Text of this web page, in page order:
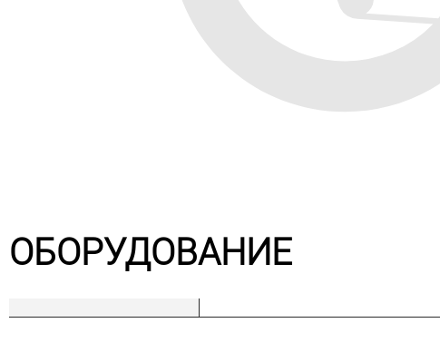
ОБОРУДОВАНИЕ